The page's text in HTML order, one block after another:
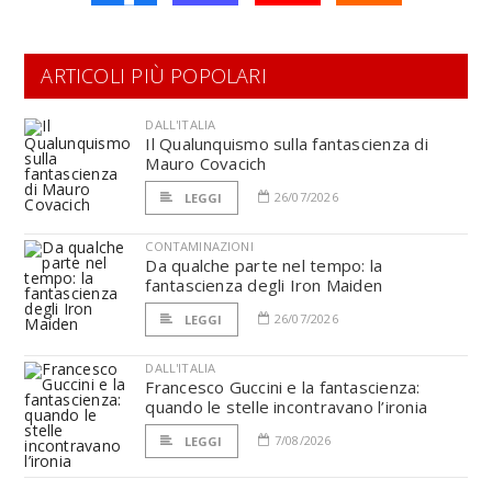
ARTICOLI PIÙ POPOLARI
DALL'ITALIA
Il Qualunquismo sulla fantascienza di
Mauro Covacich
LEGGI 26/07/2026
CONTAMINAZIONI
Da qualche parte nel tempo: la
fantascienza degli Iron Maiden
LEGGI 26/07/2026
DALL'ITALIA
Francesco Guccini e la fantascienza:
quando le stelle incontravano l’ironia
LEGGI 7/08/2026